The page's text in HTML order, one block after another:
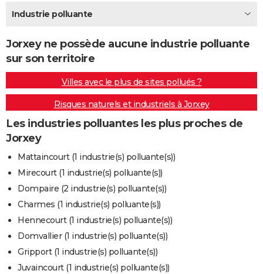
Destinations
City break
Voyage nature
Voyage de noces
Forum
Climat
+PHOTO
GUIDES D'ACHAT
BONS PLANS
CARTE DE VOEUX
Carte de Noël
Carte Bonne année
Carte Saint-Valentin
Carte d'anniversaire
DICTIONNAIRE
Dictionnaire
Biographies
Citations
Expressions
Proverbes
PROGRAMME TV
COPAINS D'AVANT
S'inscrire
Se connecter
Lycées
Collèges
Primaires
Universités
Entreprises
Service militaire
Avis de recherche
AVIS DE DÉCÈS
FORUM
Bricolage
Lifestyle
Culture
Sport
Auto
Television
Voyage
Cinema
Industrie polluante
Jorxey ne possède aucune industrie polluante
sur son territoire
Villes avec le plus de sites pollués ?
Risques naturels et industriels à Jorxey
Les industries polluantes les plus proches de
Jorxey
Mattaincourt (1 industrie(s) polluante(s))
Mirecourt (1 industrie(s) polluante(s))
Dompaire (2 industrie(s) polluante(s))
Charmes (1 industrie(s) polluante(s))
Hennecourt (1 industrie(s) polluante(s))
Domvallier (1 industrie(s) polluante(s))
Gripport (1 industrie(s) polluante(s))
Juvaincourt (1 industrie(s) polluante(s))